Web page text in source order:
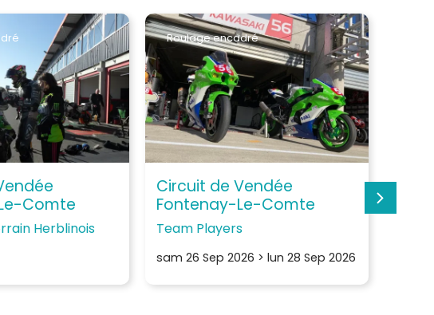
Comte
Herblinois
Roulage encadré
Circuit de Vendée
Fontenay-Le-Comte
Team Players
sam 26 Sep 2026 > lun 28 Sep 2026